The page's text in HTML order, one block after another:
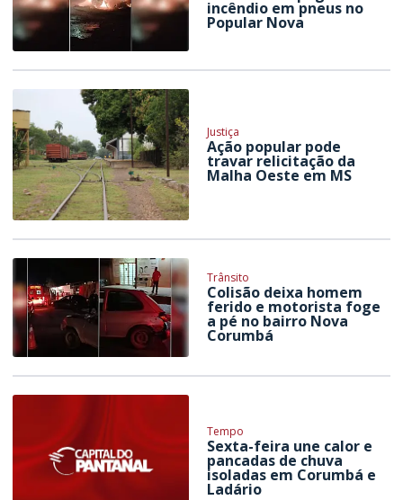
incêndio em pneus no
Popular Nova
Justiça
Ação popular pode
travar relicitação da
Malha Oeste em MS
Trânsito
Colisão deixa homem
ferido e motorista foge
a pé no bairro Nova
Corumbá
Tempo
Sexta-feira une calor e
pancadas de chuva
isoladas em Corumbá e
Ladário